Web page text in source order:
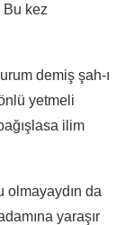
Bu kez
demiş şah-ı
yetmeli
ilim
olmayaydın da
yaraşır